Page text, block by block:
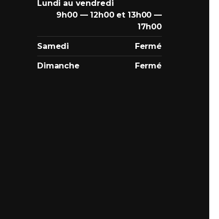
Lundi au vendredi
9h00 — 12h00 et 13h00 —
17h00
Samedi Fermé
Dimanche Fermé